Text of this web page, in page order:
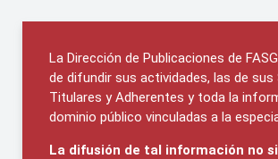
La Dirección de Publicaciones de
de difundir sus actividades, las de sus
Titulares y Adherentes y toda la
dominio público vinculadas a la
La difusión de tal información no